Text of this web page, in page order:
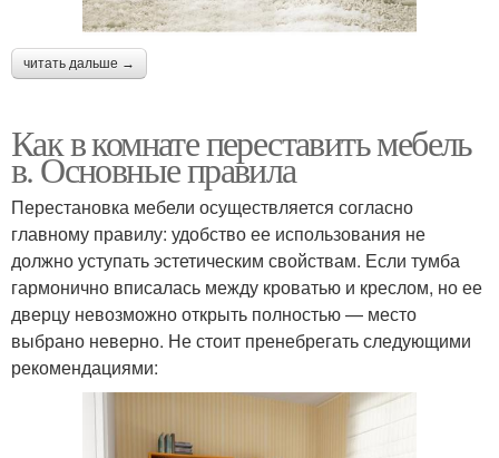
читать дальше →
Как в комнате переставить мебель
в. Основные правила
Перестановка мебели осуществляется согласно
главному правилу: удобство ее использования не
должно уступать эстетическим свойствам. Если тумба
гармонично вписалась между кроватью и креслом, но ее
дверцу невозможно открыть полностью — место
выбрано неверно. Не стоит пренебрегать следующими
рекомендациями: